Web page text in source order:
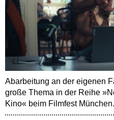
Abarbeitung an der eigenen
große Thema in der Reihe
Kino« beim Filmfest München.